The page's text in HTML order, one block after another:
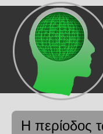
Η περίοδος